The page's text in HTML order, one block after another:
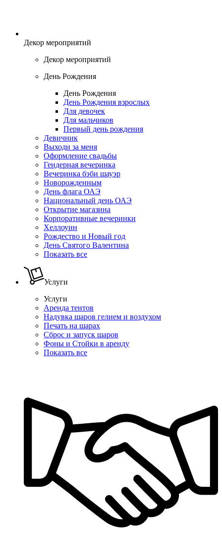
Декор мероприятий
Декор мероприятий
День Рождения
День Рождения
День Рождения взрослых
Для девочек
Для мальчиков
Первый день рождения
Девичник
Выходи за меня
Оформление свадьбы
Гендерная вечеринка
Вечеринка бэби шауэр
Новорожденным
День флага ОАЭ
Национальный день ОАЭ
Открытие магазина
Корпоративные вечеринки
Хеллоуин
Рождество и Новый год
День Святого Валентина
Показать все
Услуги
Услуги
Аренда тентов
Надувка шаров гелием и воздухом
Печать на шарах
Сброс и запуск шаров
Фоны и Стойки в аренду
Показать все